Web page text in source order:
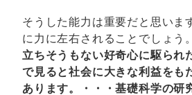
そうした能力は重要だと思いま
に力に左右されることでしょう
立ちそうもない好奇心に駆られ
で見ると社会に大きな利益をも
あります。・・・基礎科学の研